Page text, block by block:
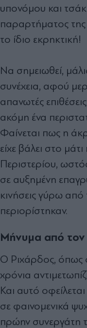
υπονόμου και
παραρτήματος
το ίδιο εκρηκτική!
Να σημειωθεί,
συνέχεια, αφού
απανωτές
ακόμη ένα
Φαίνεται πως η
είχε βάλει στο
Περιστερίου,
σε αυξημένη
κινήσεις γύρω
περιορίστηκαν.
Μήνυμα από
Ο Ριχάρδος, όπως
χρόνια
Και αυτό
σε φαινομενικά
πρώην συνεργάτη